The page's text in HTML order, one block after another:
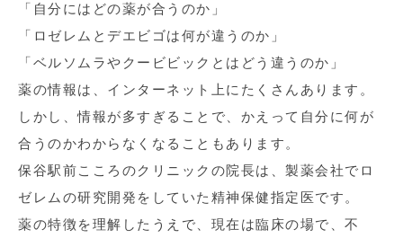
「自分にはどの薬が合うのか」
「ロゼレムとデエビゴは何が違うのか」
「ベルソムラやクービビックとはどう違うのか」
薬の情報は、インターネット上にたくさんあります。
しかし、情報が多すぎることで、かえって自分に何が
合うのかわからなくなることもあります。
保谷駅前こころのクリニックの院長は、製薬会社でロ
ゼレムの研究開発をしていた精神保健指定医です。
薬の特徴を理解したうえで、現在は臨床の場で、不